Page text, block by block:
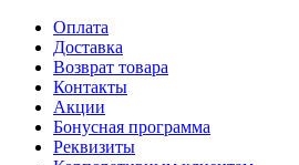
Оплата
Доставка
Возврат товара
Контакты
Акции
Бонусная программа
Реквизиты